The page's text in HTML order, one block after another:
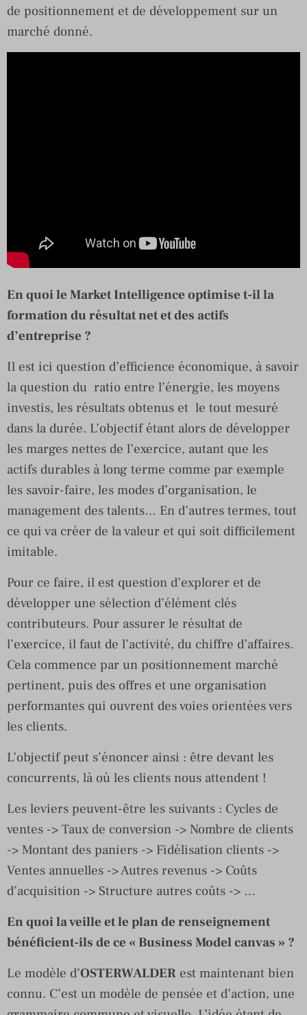
de positionnement et de développement sur un
marché donné.
En quoi le Market Intelligence optimise t-il la
formation du résultat net et des actifs
d’entreprise ?
Il est ici question d’efficience économique, à savoir
la question du ratio entre l’énergie, les moyens
investis, les résultats obtenus et le tout mesuré
dans la durée. L’objectif étant alors de développer
les marges nettes de l’exercice, autant que les
actifs durables à long terme comme par exemple
les savoir-faire, les modes d’organisation, le
management des talents… En d’autres termes, tout
ce qui va créer de la valeur et qui soit difficilement
imitable.
Pour ce faire, il est question d’explorer et de
développer une sélection d’élément clés
contributeurs. Pour assurer le résultat de
l’exercice, il faut de l’activité, du chiffre d’affaires.
Cela commence par un positionnement marché
pertinent, puis des offres et une organisation
performantes qui ouvrent des voies orientées vers
les clients.
L’objectif peut s’énoncer ainsi : être devant les
concurrents, là où les clients nous attendent !
Les leviers peuvent-être les suivants : Cycles de
ventes -> Taux de conversion -> Nombre de clients
-> Montant des paniers -> Fidélisation clients ->
Ventes annuelles -> Autres revenus -> Coûts
d’acquisition -> Structure autres coûts -> …
En quoi la veille et le plan de renseignement
bénéficient-ils de ce « Business Model canvas » ?
Le modèle d’OSTERWALDER est maintenant bien
connu. C’est un modèle de pensée et d’action, une